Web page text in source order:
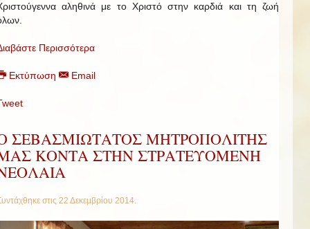
αληθινά με το Χριστό στην καρδιά και τη ζωή
Περισσότερα
Εκτύπωση Email
ΣΕΒΑΣΜΙΩΤΑΤΟΣ ΜΗΤΡΟΠΟΛΙΤΗΣ
ΚΟΝΤΑ ΣΤΗΝ ΣΤΡΑΤΕΥΟΜΕΝΗ
στις 22 Δεκεμβρίου 2014.